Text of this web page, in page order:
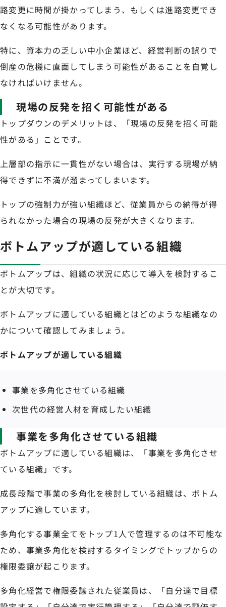
路変更に時間が掛かってしまう、もしくは進路変更でき
なくなる可能性があります。
特に、資本力の乏しい中小企業ほど、経営判断の誤りで
倒産の危機に直面してしまう可能性があることを自覚し
なければいけません。
現場の反発を招く可能性がある
トップダウンのデメリットは、「現場の反発を招く可能
性がある」ことです。
上層部の指示に一貫性がない場合は、実行する現場が納
得できずに不満が溜まってしまいます。
トップの強制力が強い組織ほど、従業員からの納得が得
られなかった場合の現場の反発が大きくなります。
ボトムアップが適している組織
ボトムアップは、組織の状況に応じて導入を検討するこ
とが大切です。
ボトムアップに適している組織とはどのような組織なの
かについて確認してみましょう。
ボトムアップが適している組織
事業を多角化させている組織
次世代の経営人材を育成したい組織
事業を多角化させている組織
ボトムアップに適している組織は、「事業を多角化させ
ている組織」です。
成長段階で事業の多角化を検討している組織は、ボトム
アップに適しています。
多角化する事業全てをトップ1人で管理するのは不可能な
ため、事業多角化を検討するタイミングでトップからの
権限委譲が起こります。
多角化経営で権限委譲された従業員は、「自分達で目標